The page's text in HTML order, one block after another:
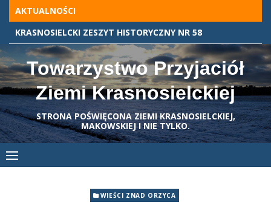
Skip
content
AKTUALNOŚCI
Towarzystwo Przyjaciół
Ziemi Krasnosielckiej
STRONA POŚWIĘCONA ZIEMI KRASNOSIELCKIEJ,
MAKOWSKIEJ I NIE TYLKO.
WIEŚCI ZNAD ORZYCA